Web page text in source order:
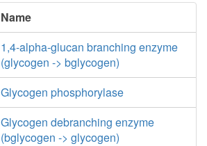
Name
1,4-alpha-glucan branching enzyme
(glycogen -> bglycogen)
Glycogen phosphorylase
Glycogen debranching enzyme
(bglycogen -> glycogen)